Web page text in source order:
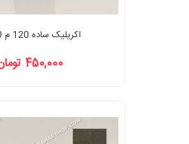
اکریلیک ساده 120 م 3210
450,000 تومان